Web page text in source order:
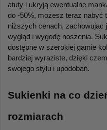
atuty i ukryją ewentualne
do -50%, możesz teraz nabyć
niższych cenach, zachowując
wygląd i wygodę noszenia.
dostępne w szerokiej gamie
bardziej wyraziste, dzięki
swojego stylu i upodobań.
Sukienki na co
rozmiarach